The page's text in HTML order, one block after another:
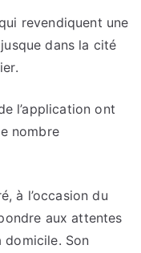
revendiquent une
dans la cité
l’application ont
nombre
à l’occasion du
aux attentes
domicile. Son